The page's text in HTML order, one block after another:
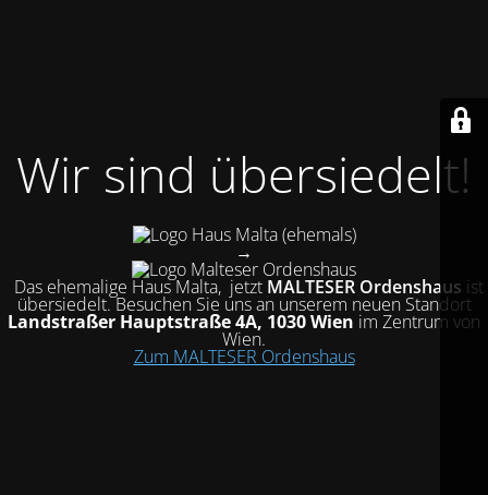
Wir sind übersiedelt!
(ehemals)
→
Das ehemalige Haus Malta, jetzt MALTESER Ordenshaus ist
übersiedelt. Besuchen Sie uns an unserem neuen Standort
Landstraßer Hauptstraße 4A, 1030 Wien im Zentrum von
Wien.
Zum MALTESER Ordenshaus